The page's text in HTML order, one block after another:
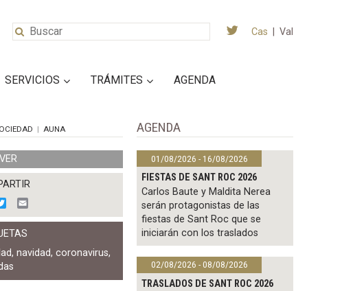
Cas Val
SERVICIOS TRÁMITES AGENDA
AUNA
w
i
t
t
e
r
m
a
,navidad,coronavirus,
AGENDA
01/08/2026 - 16/08/2026
FIESTAS DE SANT ROC 2026
Carlos Baute y Maldita Nerea
serán protagonistas de las
fiestas de Sant Roc que se
iniciarán con los traslados
02/08/2026 - 08/08/2026
TRASLADOS DE SANT ROC 2026